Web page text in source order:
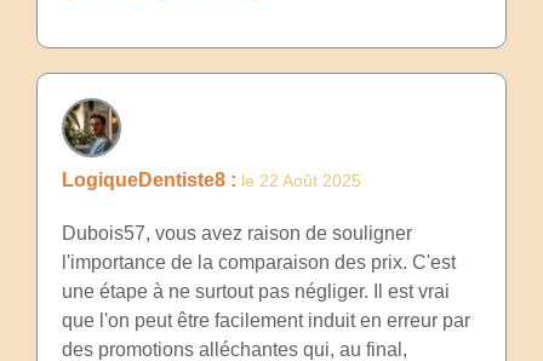
LogiqueDentiste8 : le 22 Août 2025
Dubois57, vous avez raison de souligner
l'importance de la comparaison des prix. C'est
une étape à ne surtout pas négliger. Il est vrai
que l'on peut être facilement induit en erreur par
des promotions alléchantes qui, au final,